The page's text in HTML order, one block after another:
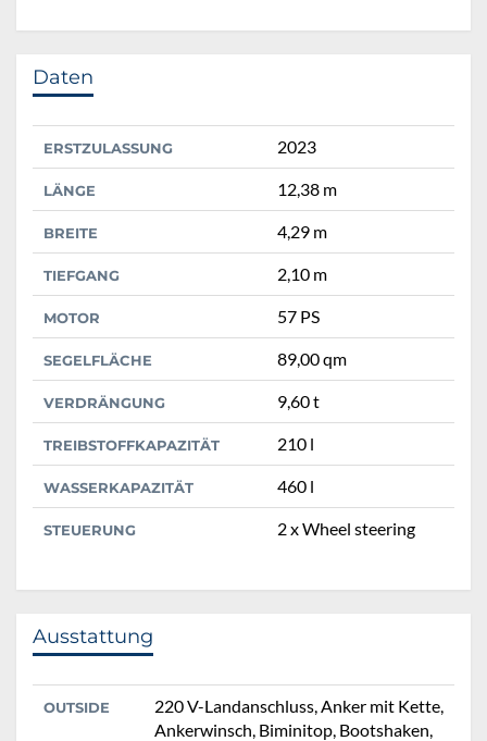
Daten
ERSTZULASSUNG 2023
LÄNGE 12,38 m
BREITE 4,29 m
TIEFGANG 2,10 m
MOTOR 57 PS
SEGELFLÄCHE 89,00 qm
VERDRÄNGUNG 9,60 t
TREIBSTOFFKAPAZITÄT 210 l
WASSERKAPAZITÄT 460 l
STEUERUNG 2 x Wheel steering
Ausstattung
OUTSIDE
220 V-Landanschluss, Anker mit Kette,
Ankerwinsch, Biminitop, Bootshaken,